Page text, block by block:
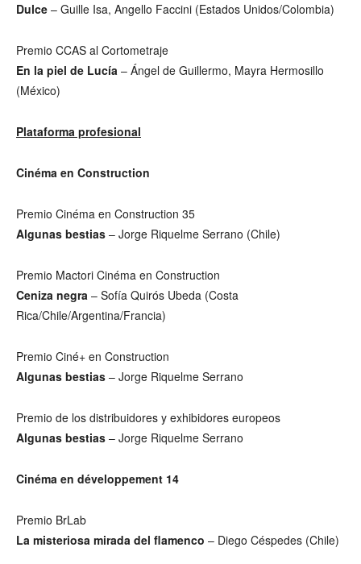
Dulce – Guille Isa, Angello Faccini (Estados Unidos/Colombia)
Premio CCAS al Cortometraje
En la piel de Lucía – Ángel de Guillermo, Mayra Hermosillo
(México)
Plataforma profesional
Cinéma en Construction
Premio Cinéma en Construction 35
Algunas bestias – Jorge Riquelme Serrano (Chile)
Premio Mactori Cinéma en Construction
Ceniza negra – Sofía Quirós Ubeda (Costa
Rica/Chile/Argentina/Francia)
Premio Ciné+ en Construction
Algunas bestias – Jorge Riquelme Serrano
Premio de los distribuidores y exhibidores europeos
Algunas bestias – Jorge Riquelme Serrano
Cinéma en développement 14
Premio BrLab
La misteriosa mirada del flamenco – Diego Céspedes (Chile)